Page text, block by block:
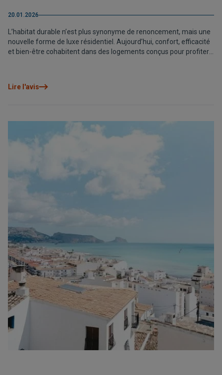
20.01.2026
L’habitat durable n’est plus synonyme de renoncement, mais une
nouvelle forme de luxe résidentiel. Aujourd’hui, confort, efficacité
et bien-être cohabitent dans des logements conçus pour profiter
durabilité et en qualité de vie méditerranéenne.
Lire l'avis